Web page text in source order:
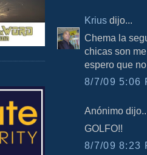
Krius dijo...
Chema la
chicas son
espero que
8/7/09 5:06
Anónimo
GOLFO!!
8/7/09 8:23